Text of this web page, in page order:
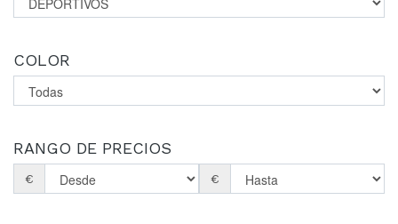
COLOR
RANGO DE PRECIOS
€ €